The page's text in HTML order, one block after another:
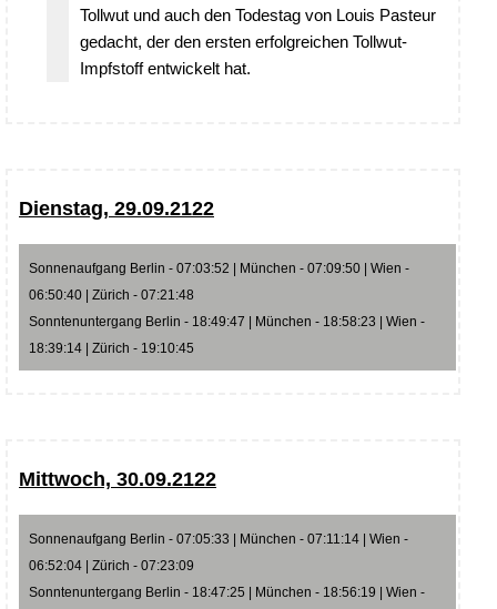
Tollwut und auch den Todestag von Louis Pasteur
gedacht, der den ersten erfolgreichen Tollwut-
Impfstoff entwickelt hat.
Dienstag, 29.09.2122
Sonnenaufgang Berlin - 07:03:52 | München - 07:09:50 | Wien -
06:50:40 | Zürich - 07:21:48
Sonntenuntergang Berlin - 18:49:47 | München - 18:58:23 | Wien -
18:39:14 | Zürich - 19:10:45
Mittwoch, 30.09.2122
Sonnenaufgang Berlin - 07:05:33 | München - 07:11:14 | Wien -
06:52:04 | Zürich - 07:23:09
Sonntenuntergang Berlin - 18:47:25 | München - 18:56:19 | Wien -